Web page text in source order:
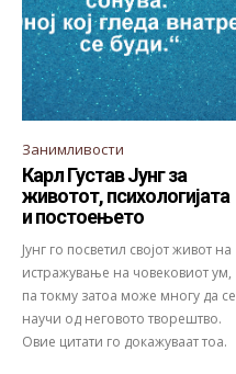
Занимливости
Карл Густав Јунг за
животот, психологијата
и постоењето
Јунг го посветил својот живот на
истражување на човековиот ум,
па токму затоа може многу да се
научи од неговото творештво.
Овие цитати го докажуваат тоа.